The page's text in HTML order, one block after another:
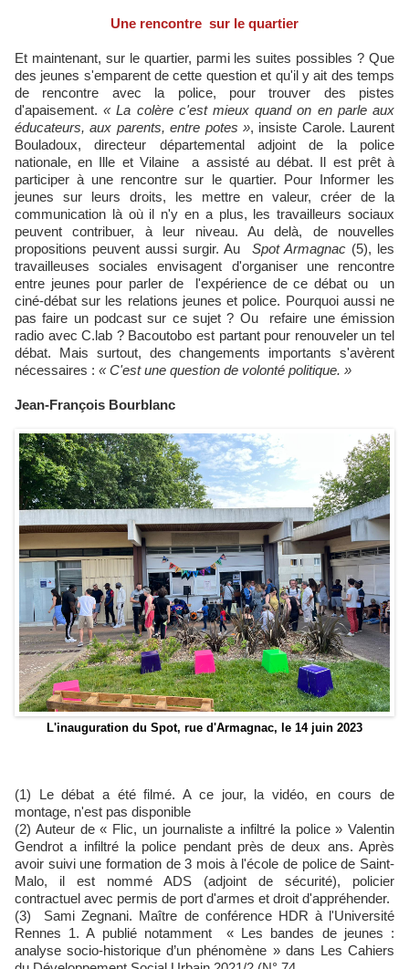
Une rencontre sur le quartier
Et maintenant, sur le quartier, parmi les suites possibles ? Que
des jeunes s'emparent de cette question et qu'il y ait des temps
de rencontre avec la police, pour trouver des pistes
d'apaisement.« La colère c'est mieux quand on en parle aux
éducateurs, aux parents, entre potes », insiste Carole. Laurent
Bouladoux, directeur départemental adjoint de la police
nationale, en Ille et Vilaine a assisté au débat. Il est prêt à
participer à une rencontre sur le quartier. Pour Informer les
jeunes sur leurs droits, les mettre en valeur, créer de la
communication là où il n'y en a plus, les travailleurs sociaux
peuvent contribuer, à leur niveau. Au delà, de nouvelles
propositions peuvent aussi surgir. Au Spot Armagnac (5), les
travailleuses sociales envisagent d'organiser une rencontre
entre jeunes pour parler de l'expérience de ce débat ou un
ciné-débat sur les relations jeunes et police. Pourquoi aussi ne
pas faire un podcast sur ce sujet ? Ou refaire une émission
radio avec C.lab ? Bacoutobo est partant pour renouveler un tel
débat. Mais surtout, des changements importants s'avèrent
nécessaires : « C'est une question de volonté politique. »
Jean-François Bourblanc
L'inauguration du Spot, rue d'Armagnac, le 14 juin 2023
(1) Le débat a été filmé. A ce jour, la vidéo, en cours de
montage, n'est pas disponible
(2) Auteur de « Flic, un journaliste a infiltré la police » Valentin
Gendrot a infiltré la police pendant près de deux ans. Après
avoir suivi une formation de 3 mois à l'école de police de Saint-
Malo, il est nommé ADS (adjoint de sécurité), policier
contractuel avec permis de port d'armes et droit d'appréhender.
(3) Sami Zegnani. Maître de conférence HDR à l'Université
Rennes 1. A publié notamment « Les bandes de jeunes :
analyse socio-historique d’un phénomène » dans Les Cahiers